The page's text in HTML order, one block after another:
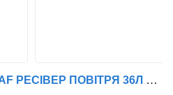
Ресивер воздушный DAF РЕСІВЕР ПОВІТРЯ 36Л DAF CF/XF106 EURO 6 для тягача DAF CF/XF106